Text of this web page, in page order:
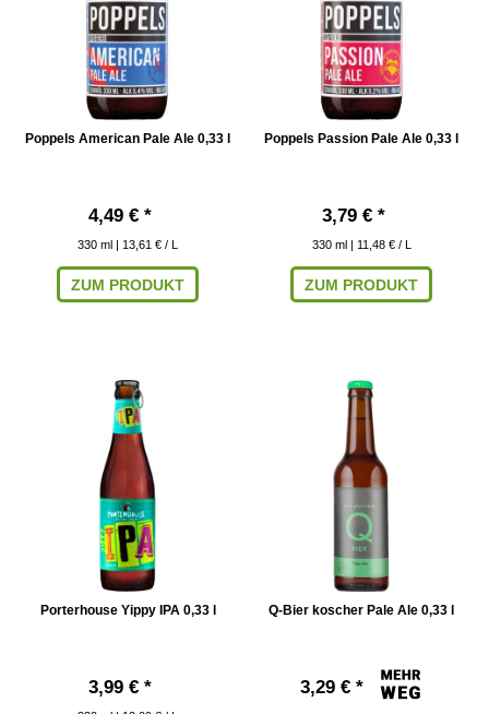
Poppels American Pale Ale 0,33 l
4,49 € *
330 ml | 13,61 € / L
ZUM PRODUKT
Poppels Passion Pale Ale 0,33 l
3,79 € *
330 ml | 11,48 € / L
ZUM PRODUKT
Porterhouse Yippy IPA 0,33 l
3,99 € *
Q-Bier koscher Pale Ale 0,33 l
3,29 € *